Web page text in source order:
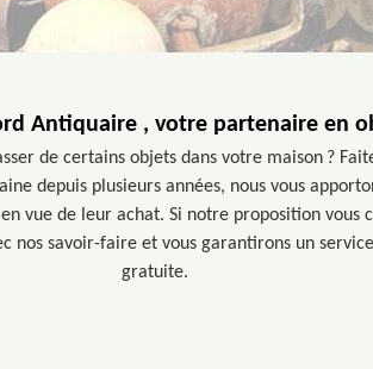
Antiquaire , votre partenaire en
de certains objets dans votre maison ?
depuis plusieurs années, nous vous
vue de leur achat. Si notre proposition vous
nos savoir-faire et vous garantirons un
gratuite.